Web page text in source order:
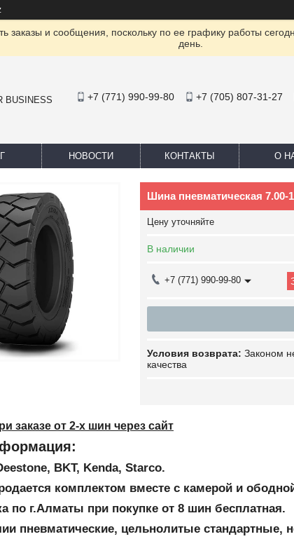
заказы и сообщения, поскольку по ее графику работы
день.
BUSINESS +7 (771) 990-99-80 +7 (705) 807-31-27
НОВОСТИ КОНТАКТЫ О
Шина пневматическая 7.00-
Цену уточняйте
В наличии
+7 (771) 990-99-80
Законом
качества
заказе от 2-х шин через сайт
BKT, Kenda, Starco.
комплектом вместе с камерой и
по г.Алматы при покупке от 8 шин бесплатная.
пневматические, цельнолитые стандартные,